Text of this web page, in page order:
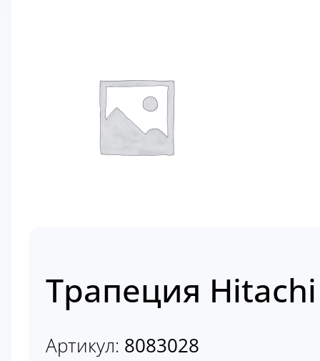
Трапеция
Артикул: 8083028